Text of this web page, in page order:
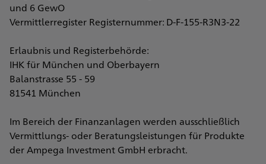
und 6 GewO
Vermittlerregister Registernummer: D-F-155-R3N3-22
Erlaubnis und Registerbehörde:
IHK für München und Oberbayern
Balanstrasse 55 - 59
81541 München
Im Bereich der Finanzanlagen werden ausschließlich
Vermittlungs- oder Beratungsleistungen für Produkte
der Ampega Investment GmbH erbracht.